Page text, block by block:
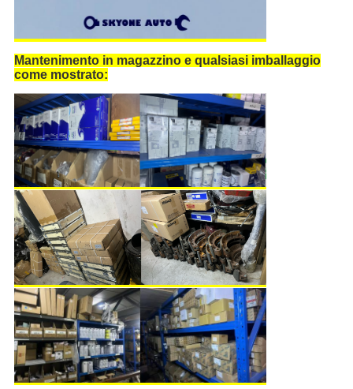
Mantenimento in magazzino e qualsiasi imballaggio
come mostrato: